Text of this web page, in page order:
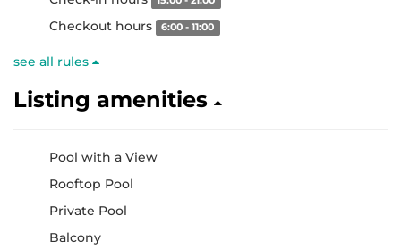
Checkout hours 6:00 - 11:00
see all rules
Listing amenities
Pool with a View
Rooftop Pool
Private Pool
Balcony